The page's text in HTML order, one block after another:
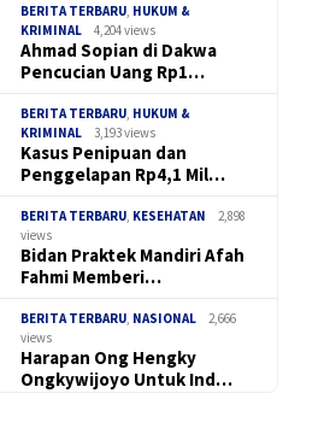
BERITA TERBARU HUKUM &
KRIMINAL
4,204 views
Ahmad Sopian di Dakwa
Pencucian Uang Rp1…
BERITA TERBARU HUKUM &
KRIMINAL
3,193 views
Kasus Penipuan dan
Penggelapan Rp4,1 Mil…
BERITA TERBARU KESEHATAN
2,898
views
Bidan Praktek Mandiri Afah
Fahmi Memberi…
BERITA TERBARU NASIONAL
2,666
views
Harapan Ong Hengky
Ongkywijoyo Untuk Ind…